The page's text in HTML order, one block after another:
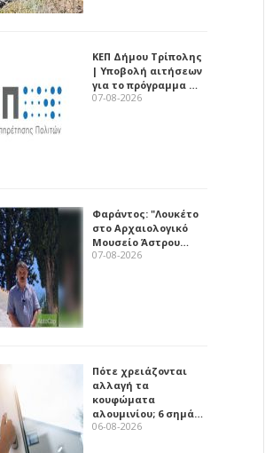
ΚΕΠ Δήμου Τρίπολης
| Υποβολή αιτήσεων
για το πρόγραμμα …
07-08-2026
Φαράντος: "Λουκέτο
στο Αρχαιολογικό
Μουσείο Άστρου…
07-08-2026
Πότε χρειάζονται
αλλαγή τα
κουφώματα
αλουμινίου; 6 σημά…
06-08-2026